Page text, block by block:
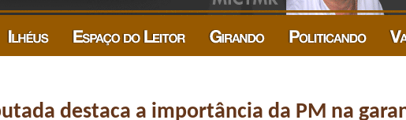
destaca a importância da PM na